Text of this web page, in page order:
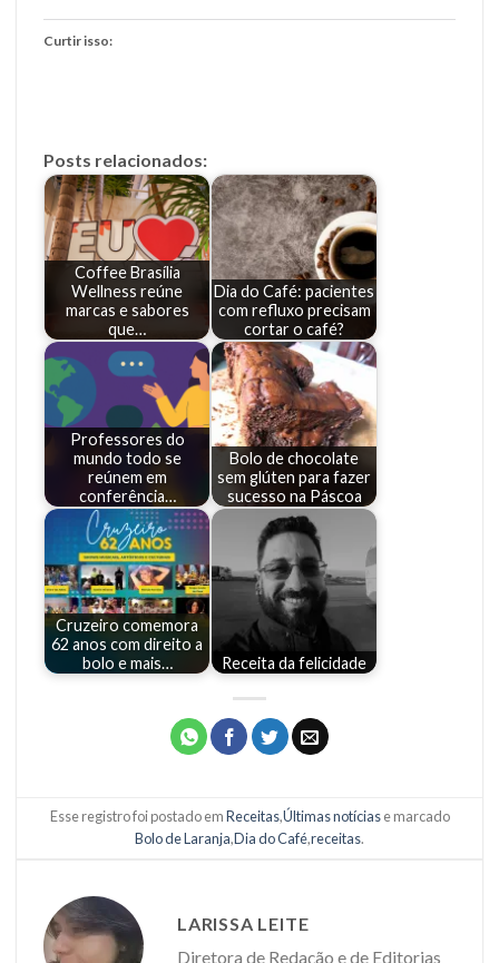
Curtir isso:
Posts relacionados:
Coffee Brasília
Wellness reúne
marcas e sabores
que…
Dia do Café: pacientes
com refluxo precisam
cortar o café?
Professores do
mundo todo se
reúnem em
conferência…
Bolo de chocolate
sem glúten para fazer
sucesso na Páscoa
Cruzeiro comemora
62 anos com direito a
bolo e mais…
Receita da felicidade
Esse registro foi postado emReceitas,Últimas notíciase marcado
Bolo de Laranja,Dia do Café,receitas.
LARISSA LEITE
Diretora de Redação e de Editorias